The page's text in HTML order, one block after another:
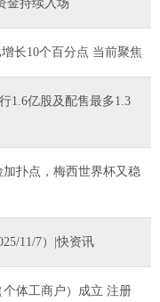
金持续入场
长10个百分点 当前聚焦
1.6亿股及配售最多1.3
扑点，梅西世界杯又稳
11/7）|快资讯
体工商户）成立 注册